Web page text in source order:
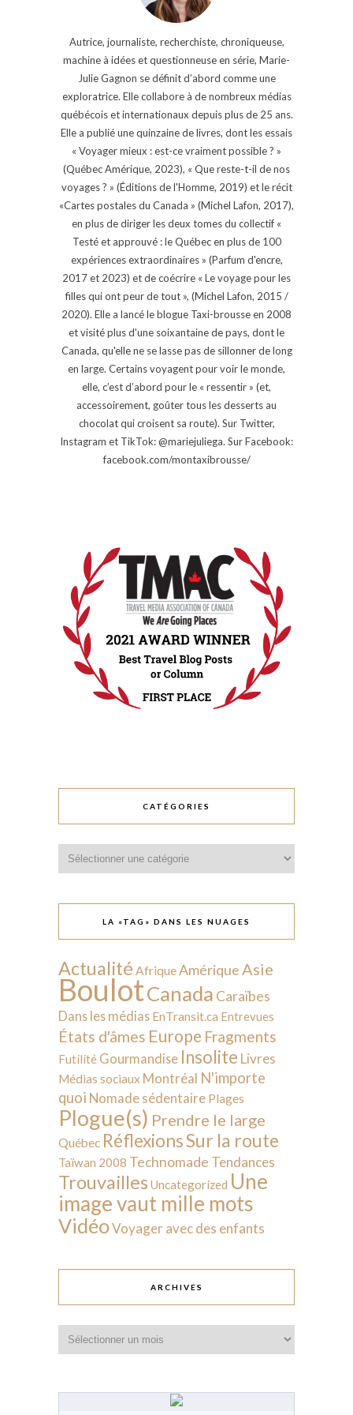
Autrice, journaliste, recherchiste, chroniqueuse,
machine à idées et questionneuse en série, Marie-
Julie Gagnon se définit d’abord comme une
exploratrice. Elle collabore à de nombreux médias
québécois et internationaux depuis plus de 25 ans.
Elle a publié une quinzaine de livres, dont les essais
« Voyager mieux : est-ce vraiment possible ? »
(Québec Amérique, 2023), « Que reste-t-il de nos
voyages ? » (Éditions de l'Homme, 2019) et le récit
«Cartes postales du Canada » (Michel Lafon, 2017),
en plus de diriger les deux tomes du collectif «
Testé et approuvé : le Québec en plus de 100
expériences extraordinaires » (Parfum d'encre,
2017 et 2023) et de coécrire « Le voyage pour les
filles qui ont peur de tout », (Michel Lafon, 2015 /
2020). Elle a lancé le blogue Taxi-brousse en 2008
et visité plus d'une soixantaine de pays, dont le
Canada, qu'elle ne se lasse pas de sillonner de long
en large. Certains voyagent pour voir le monde,
elle, c’est d’abord pour le « ressentir » (et,
accessoirement, goûter tous les desserts au
chocolat qui croisent sa route). Sur Twitter,
Instagram et TikTok: @mariejuliega. Sur Facebook:
facebook.com/montaxibrousse/
CATÉGORIES
LA «TAG» DANS LES NUAGES
Actualité AfriqueAmérique Asie
BoulotCanada Caraïbes
Dans les médias EnTransit.ca Entrevues
États d'âmes Europe Fragments
Futilité Gourmandise Insolite Livres
Médias sociaux Montréal N'importe
quoi Nomade sédentaire Plages
Plogue(s) Prendre le large
Québec RéflexionsSur la route
Taïwan 2008 Technomade Tendances
Trouvailles Uncategorized Une
image vaut mille mots
VidéoVoyager avec des enfants
ARCHIVES